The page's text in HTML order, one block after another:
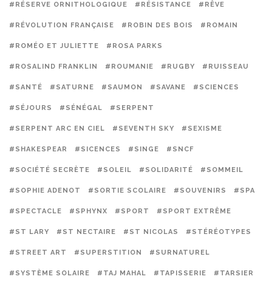
#RÉSERVE ORNITHOLOGIQUE #RÉSISTANCE #RÊVE
#RÉVOLUTION FRANÇAISE #ROBIN DES BOIS #ROMAIN
#ROMÉO ET JULIETTE #ROSA PARKS
#ROSALIND FRANKLIN #ROUMANIE #RUGBY #RUISSEAU
#SANTÉ #SATURNE #SAUMON #SAVANE #SCIENCES
#SÉJOURS #SÉNÉGAL #SERPENT
#SERPENT ARC EN CIEL #SEVENTH SKY #SEXISME
#SHAKESPEAR #SICENCES #SINGE #SNCF
#SOCIÉTÉ SECRÈTE #SOLEIL #SOLIDARITÉ #SOMMEIL
#SOPHIE ADENOT #SORTIE SCOLAIRE #SOUVENIRS #SPA
#SPECTACLE #SPHYNX #SPORT #SPORT EXTRÊME
#ST LARY #ST NECTAIRE #ST NICOLAS #STÉRÉOTYPES
#STREET ART #SUPERSTITION #SURNATUREL
#SYSTÈME SOLAIRE #TAJ MAHAL #TAPISSERIE #TARSIER